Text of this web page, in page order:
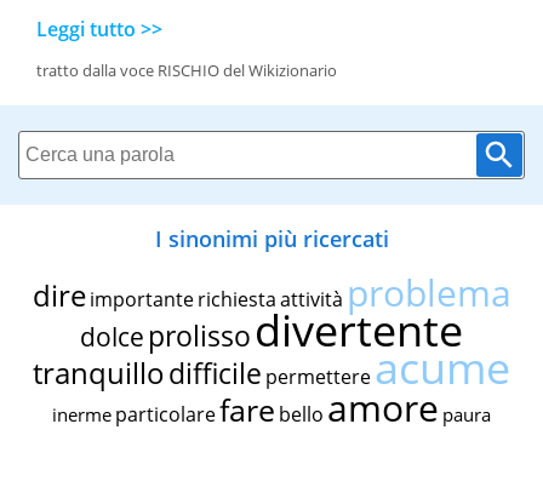
Leggi tutto >>
tratto dalla voce RISCHIO del Wikizionario
I sinonimi più ricercati
dire importante richiestaattività problema
dolce prolissodivertente
tranquillodifficile permettereacume
inerme particolarefare bello amore paura